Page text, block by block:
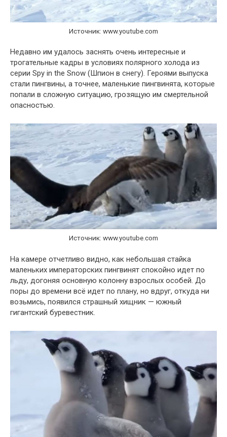
Источник: www.youtube.com
Недавно им удалось заснять очень интересные и
трогательные кадры в условиях полярного холода из
серии Spy in the Snow (Шпион в снегу). Героями выпуска
стали пингвины, а точнее, маленькие пингвинята, которые
попали в сложную ситуацию, грозящую им смертельной
опасностью.
Источник: www.youtube.com
На камере отчетливо видно, как небольшая стайка
маленьких императорских пингвинят спокойно идет по
льду, догоняя основную колонну взрослых особей. До
поры до времени всё идет по плану, но вдруг, откуда ни
возьмись, появился страшный хищник — южный
гигантский буревестник.